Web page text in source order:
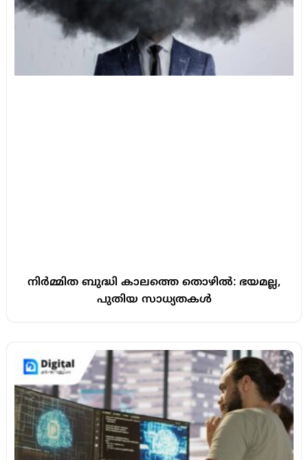
നിർമ്മിത ബുദ്ധി കാലത്തെ തൊഴിൽ: ഭയമല്ല,
പുതിയ സാധ്യതകൾ